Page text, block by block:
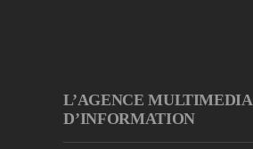
L’AGENCE MULTIMEDIA
D’INFORMATION